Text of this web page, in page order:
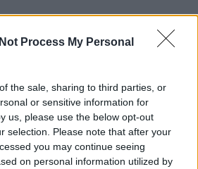
Process My Personal
the sale, sharing to third parties, or
or sensitive information for
us, please use the below opt-out
selection. Please note that after your
you may continue seeing
on personal information utilized by